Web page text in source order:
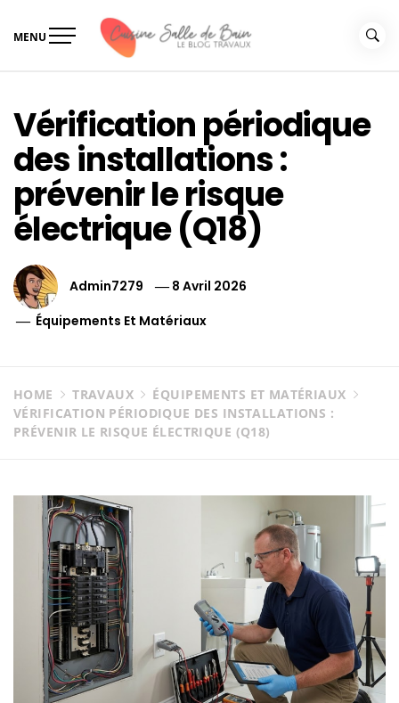
MENU
Vérification périodique
des installations :
prévenir le risque
électrique (Q18)
Admin7279
8 Avril 2026
Équipements Et Matériaux
HOME TRAVAUX
ÉQUIPEMENTS ET MATÉRIAUX
VÉRIFICATION PÉRIODIQUE DES INSTALLATIONS :
PRÉVENIR LE RISQUE ÉLECTRIQUE (Q18)